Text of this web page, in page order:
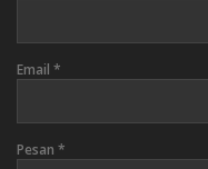
Email *
Pesan *